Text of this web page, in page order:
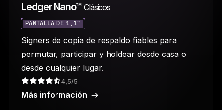
Ledger Nano™ Clásicos
PANTALLA DE 1,1"
Signers de copia de respaldo fiables para
permutar, participar y holdear desde casa o
desde cualquier lugar.
4,5/5
Más información